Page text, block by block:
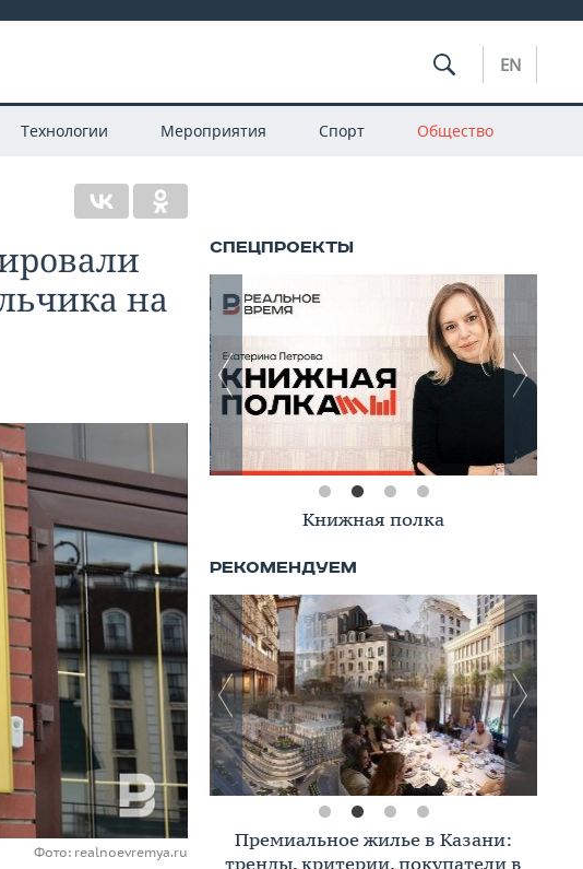
EN
Технологии Мероприятия Спорт Общество
на
Фото: realnoevremya.ru
Книжная полка
Премиальное жилье в Казани:
тренды, критерии, покупатели в